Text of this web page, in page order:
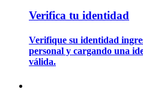
Estrategias comerciales
Verifica tu identidad
Verifique su identidad
personal y cargando una
válida.